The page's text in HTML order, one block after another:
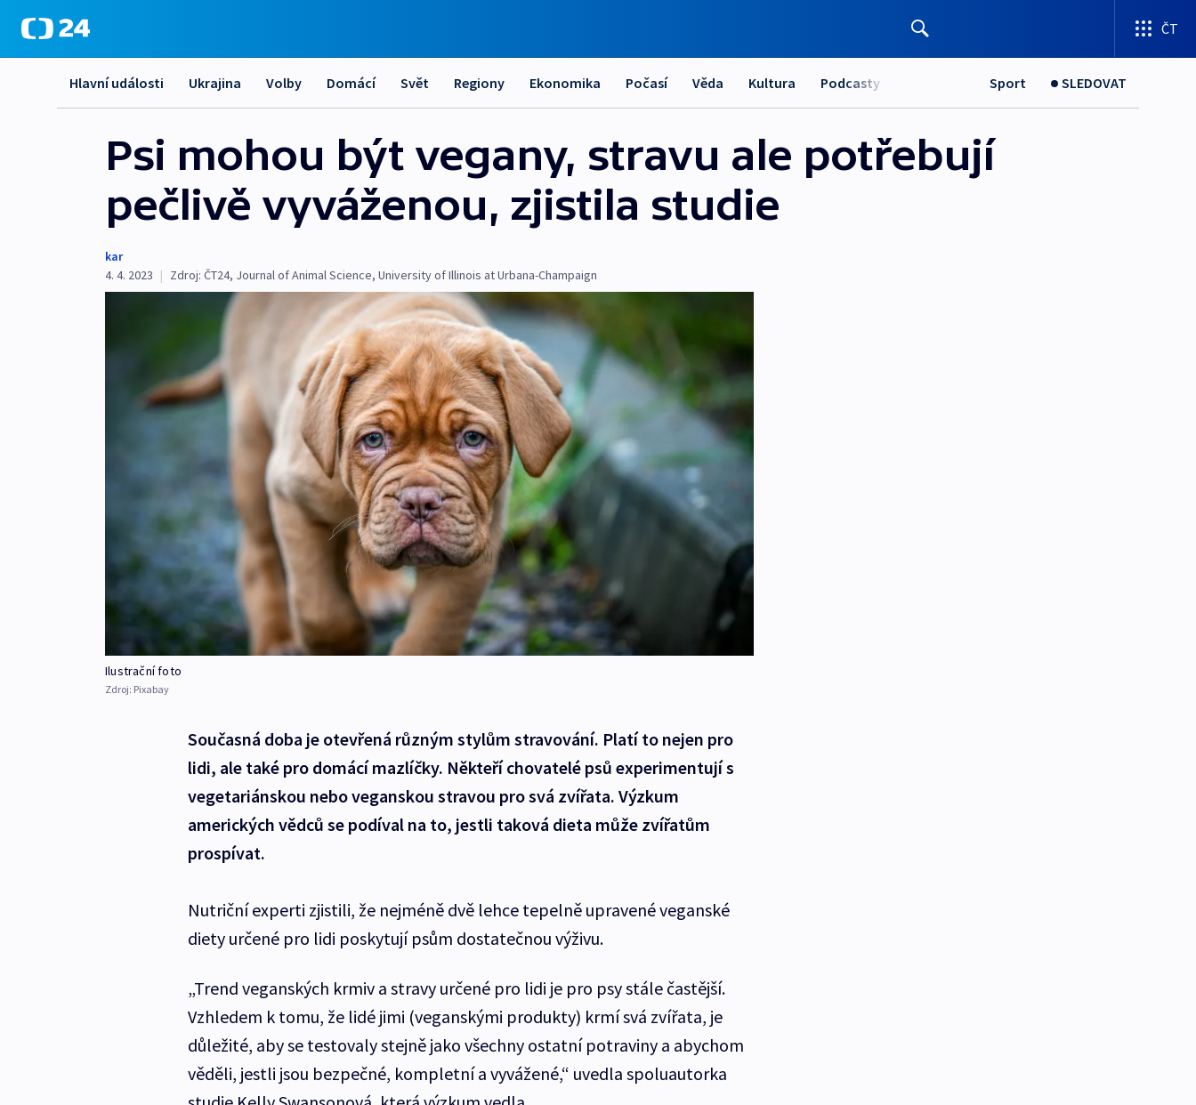
ČT
Hlavní události Ukrajina Volby Domácí Svět Regiony Ekonomika Počasí Věda Kultura Podcasty Sport SLEDOVAT
Psi mohou být vegany, stravu ale potřebují
pečlivě vyváženou, zjistila studie
kar
4. 4. 2023 | Zdroj: ČT24, Journal of Animal Science, University of Illinois at Urbana-Champaign
Ilustrační foto
Zdroj: Pixabay
Současná doba je otevřená různým stylům stravování. Platí to nejen pro
lidi, ale také pro domácí mazlíčky. Někteří chovatelé psů experimentují s
vegetariánskou nebo veganskou stravou pro svá zvířata. Výzkum
amerických vědců se podíval na to, jestli taková dieta může zvířatům
prospívat.
Nutriční experti zjistili, že nejméně dvě lehce tepelně upravené veganské
diety určené pro lidi poskytují psům dostatečnou výživu.
„Trend veganských krmiv a stravy určené pro lidi je pro psy stále častější.
Vzhledem k tomu, že lidé jimi (veganskými produkty) krmí svá zvířata, je
důležité, aby se testovaly stejně jako všechny ostatní potraviny a abychom
věděli, jestli jsou bezpečné, kompletní a vyvážené,“ uvedla spoluautorka